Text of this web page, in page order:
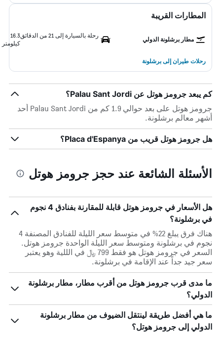
المطارات القريبة
مطار برشلونة الدولي
رحلة بالسيارة إلى 21 من الدقائق
16.3
كيلومتر
رحلات طيران إلى برشلونة
كم يبعد جرومز هوتل عن Palau Sant Jordi؟
جرومز هوتل على بعد حوالي 1.9 كم من Palau Sant Jordi أحد
أشهر معالم برشلونة.
هل جرومز هوتل قريب من Placa d'Espanya؟
الأسئلة الشائعة عند حجز جرومز هوتل
هل الأسعار في جرومز هوتل قابلة للمقارنة بفنادق 4 نجوم
في برشلونة؟
هناك فرق يبلغ 22% في متوسط ​​سعر الليلة للفنادق المصنفة 4
نجوم في برشلونة ومتوسط ​​سعر الليلة الواحدة جرومز هوتل.
السعر في جرومز هوتل هو فقط 799 ﷼ في الللية وهو يعتبر
سعر جيد جداً عند الإقامة في برشلونة.
ما مدى قرب جرومز هوتل من أقرب مطار، مطار برشلونة
الدولي؟
ما هي أفضل طريقة لينتقل الضيوف من مطار برشلونة
الدولي إلى جرومز هوتل؟